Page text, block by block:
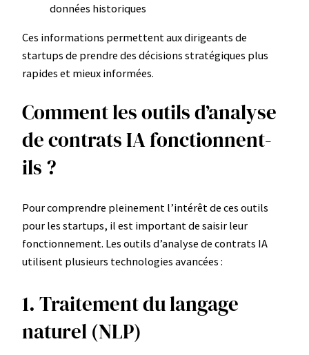
données historiques
Ces informations permettent aux dirigeants de
startups de prendre des décisions stratégiques plus
rapides et mieux informées.
Comment les outils d’analyse
de contrats IA fonctionnent-
ils ?
Pour comprendre pleinement l’intérêt de ces outils
pour les startups, il est important de saisir leur
fonctionnement. Les outils d’analyse de contrats IA
utilisent plusieurs technologies avancées :
1. Traitement du langage
naturel (NLP)